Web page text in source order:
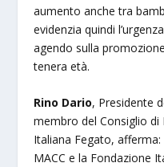
aumento anche tra
evidenzia quindi
agendo sulla
tenera età.
Rino Dario, Presidente
membro del Consiglio di
Italiana Fegato,
MACC e la Fondazione